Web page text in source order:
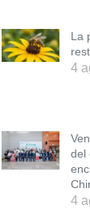
La
4
del
4